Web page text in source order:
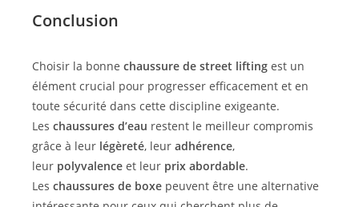
Conclusion
Choisir la bonne chaussure de street lifting est un
élément crucial pour progresser efficacement et en
toute sécurité dans cette discipline exigeante.
Les chaussures d’eau restent le meilleur compromis
grâce à leur légèreté, leur adhérence,
leur polyvalence et leur prix abordable.
Les chaussures de boxe peuvent être une alternative